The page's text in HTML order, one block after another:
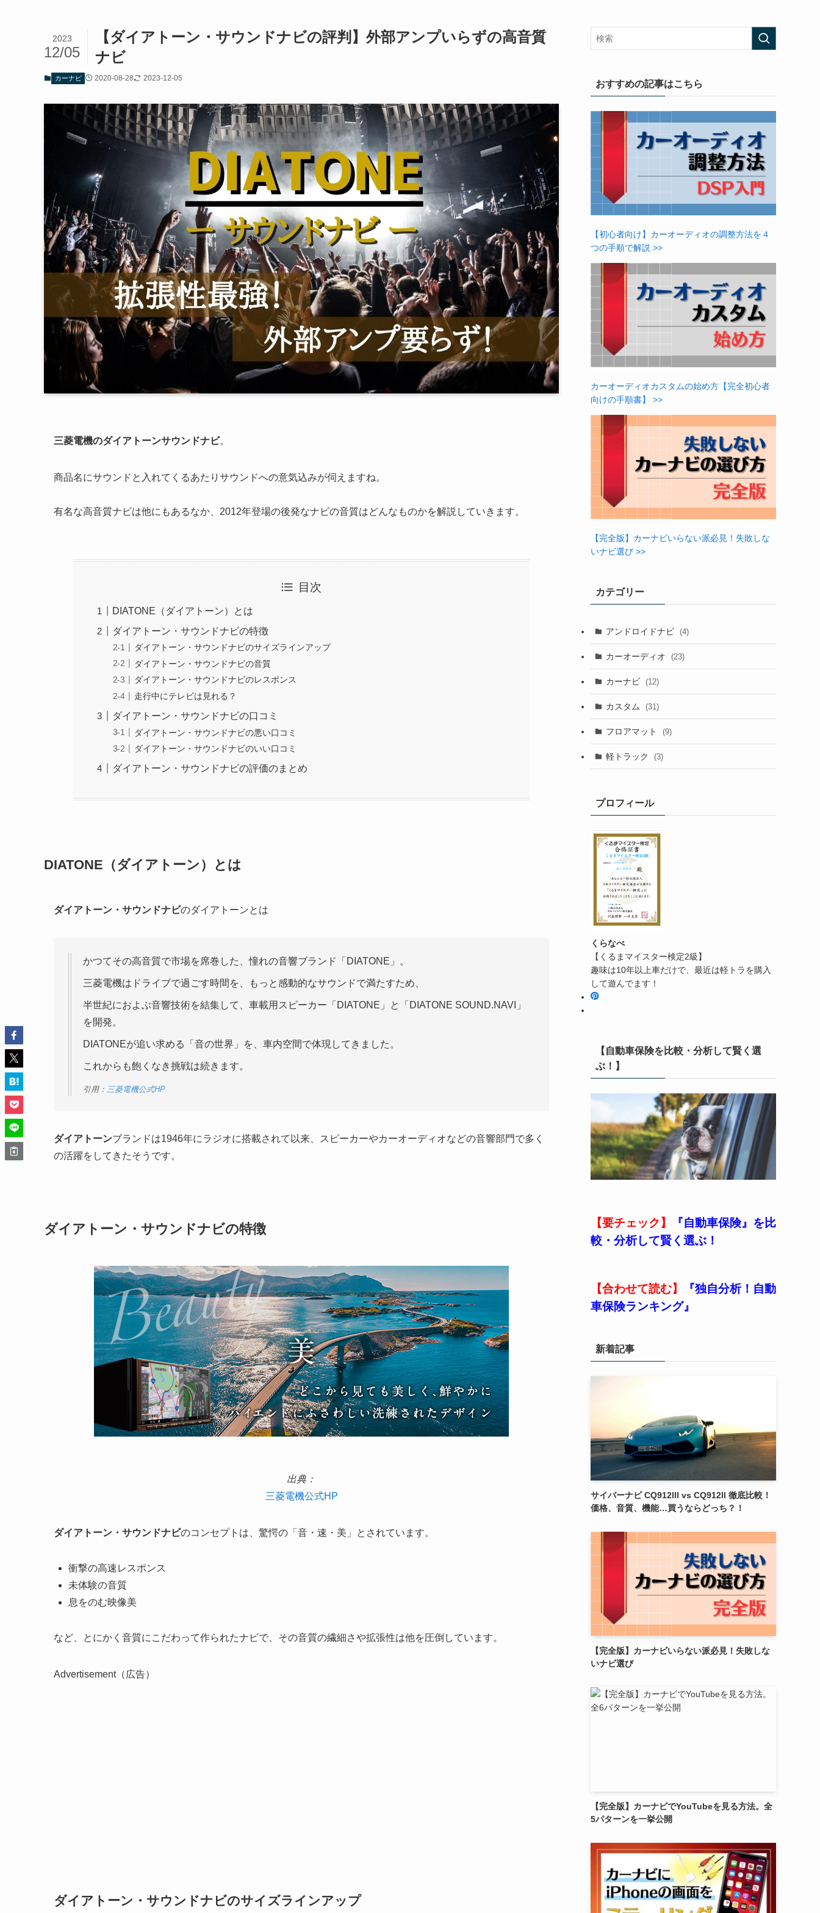
【ダイアトーン・サウンドナビの評判】外部アンプいらずの高音質
ナビ
2023
12/05
カーナビ 2020-08-28 2023-12-05
三菱電機のダイアトーンサウンドナビ。
商品名にサウンドと入れてくるあたりサウンドへの意気込みが伺えますね。
有名な高音質ナビは他にもあるなか、2012年登場の後発なナビの音質はどんなものかを解説していきます。
目次
DIATONE（ダイアトーン）とは
ダイアトーン・サウンドナビの特徴
ダイアトーン・サウンドナビのサイズラインアップ
ダイアトーン・サウンドナビの音質
ダイアトーン・サウンドナビのレスポンス
走行中にテレビは見れる？
ダイアトーン・サウンドナビの口コミ
ダイアトーン・サウンドナビの悪い口コミ
ダイアトーン・サウンドナビのいい口コミ
ダイアトーン・サウンドナビの評価のまとめ
DIATONE（ダイアトーン）とは
ダイアトーン・サウンドナビのダイアトーンとは
かつてその高音質で市場を席巻した、憧れの音響ブランド「DIATONE」。
三菱電機はドライブで過ごす時間を、もっと感動的なサウンドで満たすため、
半世紀におよぶ音響技術を結集して、車載用スピーカー「DIATONE」と「DIATONE SOUND.NAVI」
を開発。
DIATONEが追い求める「音の世界」を、車内空間で体現してきました。
これからも飽くなき挑戦は続きます。
引用： 三菱電機公式HP
ダイアトーンブランドは1946年にラジオに搭載されて以来、スピーカーやカーオーディオなどの音響部門で多く
の活躍をしてきたそうです。
ダイアトーン・サウンドナビの特徴
出典：
三菱電機公式HP
ダイアトーン・サウンドナビのコンセプトは、驚愕の「音・速・美」とされています。
衝撃の高速レスポンス
未体験の音質
息をのむ映像美
など、とにかく音質にこだわって作られたナビで、その音質の繊細さや拡張性は他を圧倒しています。
Advertisement（広告）
ダイアトーン・サウンドナビのサイズラインアップ
おすすめの記事はこちら
【初心者向け】カーオーディオの調整方法を４
つの手順で解説 >>
カーオーディオカスタムの始め方【完全初心者
向けの手順書】 >>
【完全版】カーナビいらない派必見！失敗しな
いナビ選び >>
カテゴリー
アンドロイドナビ (4)
カーオーディオ (23)
カーナビ (12)
カスタム (31)
フロアマット (9)
軽トラック (3)
プロフィール
くらなべ
【くるまマイスター検定2級】
趣味は10年以上車だけで、最近は軽トラを購入
して遊んでます！
【自動車保険を比較・分析して賢く選
ぶ！】
【要チェック】
『自動車保険』を比
較・分析して賢く選ぶ！
【合わせて読む】
『独自分析！自動
車保険ランキング』
新着記事
サイバーナビ CQ912lll vs CQ912ll 徹底比較！
価格、音質、機能…買うならどっち？！
【完全版】カーナビいらない派必見！失敗しな
いナビ選び
【完全版】カーナビでYouTubeを見る方法。全
5パターンを一挙公開